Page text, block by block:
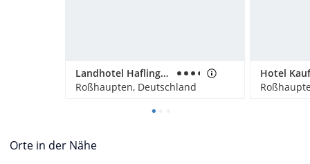
Landhotel Haflingerhof
Roßhaupten, Deutschland
Hotel
Orte in der Nähe